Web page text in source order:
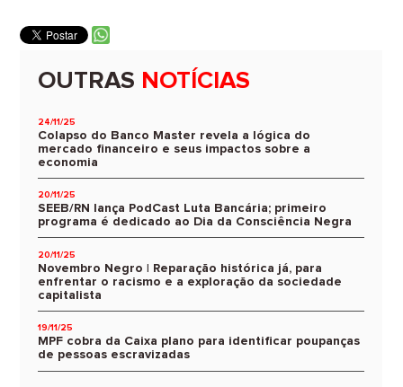
OUTRAS NOTÍCIAS
24/11/25
Colapso do Banco Master revela a lógica do
mercado financeiro e seus impactos sobre a
economia
20/11/25
SEEB/RN lança PodCast Luta Bancária; primeiro
programa é dedicado ao Dia da Consciência Negra
20/11/25
Novembro Negro | Reparação histórica já, para
enfrentar o racismo e a exploração da sociedade
capitalista
19/11/25
MPF cobra da Caixa plano para identificar poupanças
de pessoas escravizadas